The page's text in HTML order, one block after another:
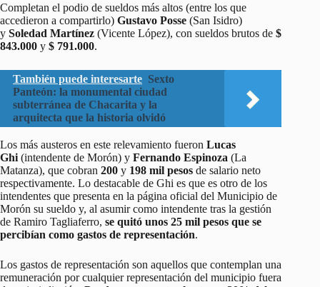
Completan el podio de sueldos más altos (entre los que
accedieron a compartirlo) Gustavo Posse (San Isidro)
y Soledad Martínez (Vicente López), con sueldos brutos de $
843.000 y $ 791.000.
También puede interesarte Sexto
Panteón: la monumental ciudad
subterránea de Chacarita y la
arquitecta que la historia olvidó
Los más austeros en este relevamiento fueron Lucas
Ghi (intendente de Morón) y Fernando Espinoza (La
Matanza), que cobran 200 y 198 mil pesos de salario neto
respectivamente. Lo destacable de Ghi es que es otro de los
intendentes que presenta en la página oficial del Municipio de
Morón su sueldo y, al asumir como intendente tras la gestión
de Ramiro Tagliaferro, se quitó unos 25 mil pesos que se
percibían como gastos de representación.
Los gastos de representación son aquellos que contemplan una
remuneración por cualquier representación del municipio fuera